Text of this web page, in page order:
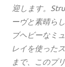
迎します。
ーヴと素晴ら
ブヘビーなミ
レイを使った
まで、このプ